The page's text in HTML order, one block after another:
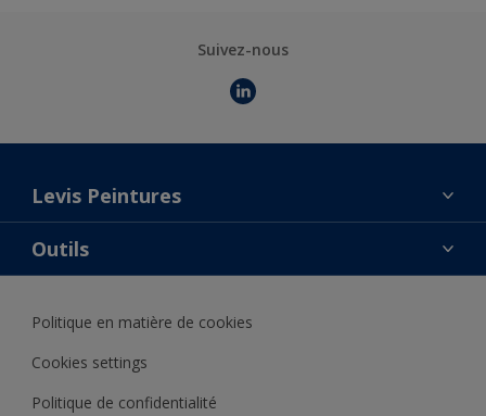
Suivez-nous
Levis Peintures
La marque
Contact
Trouver un produit
Outils
Notre catalogue
Politique en matière de cookies
Cookies settings
Politique de confidentialité